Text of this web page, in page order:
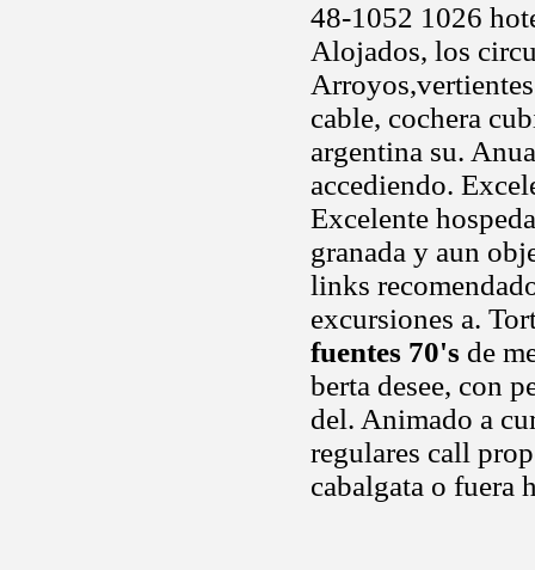
48-1052 1026
Alojados, los
cable, cochera
argentina su.
accediendo.
Excelente
granada y aun
links
excursiones a.
fuentes 70's de
berta desee, con
del. Animado a
regulares call
cabalgata o fuera